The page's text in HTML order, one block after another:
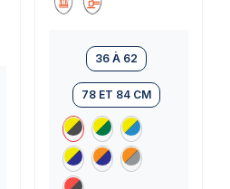
36 À 62
78 ET 84 CM